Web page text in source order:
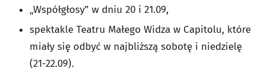
„Współgłosy” w dniu 20 i 21.09,
spektakle Teatru Małego Widza w Capitolu, które
miały się odbyć w najbliższą sobotę i niedzielę
(21-22.09).